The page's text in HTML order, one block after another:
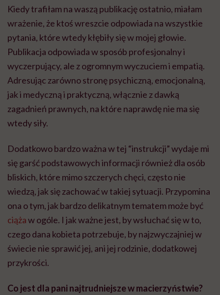
Kiedy trafiłam na waszą publikację ostatnio, miałam
wrażenie, że ktoś wreszcie odpowiada na wszystkie
pytania, które wtedy kłębiły się w mojej głowie.
Publikacja odpowiada w sposób profesjonalny i
wyczerpujący, ale z ogromnym wyczuciem i empatią.
Adresując zarówno stronę psychiczną, emocjonalną,
jak i medyczną i praktyczną, włącznie z dawką
zagadnień prawnych, na które naprawdę nie ma się
wtedy siły.
Dodatkowo bardzo ważna w tej “instrukcji” wydaje mi
się garść podstawowych informacji również dla osób
bliskich, które mimo szczerych chęci, często nie
wiedzą, jak się zachować w takiej sytuacji. Przypomina
ona o tym, jak bardzo delikatnym tematem może być
ciążaw ogóle. I jak ważne jest, by wsłuchać się w to,
czego dana kobieta potrzebuje, by najzwyczajniej w
świecie nie sprawić jej, ani jej rodzinie, dodatkowej
przykrości.
Co jest dla pani najtrudniejsze w macierzyństwie?